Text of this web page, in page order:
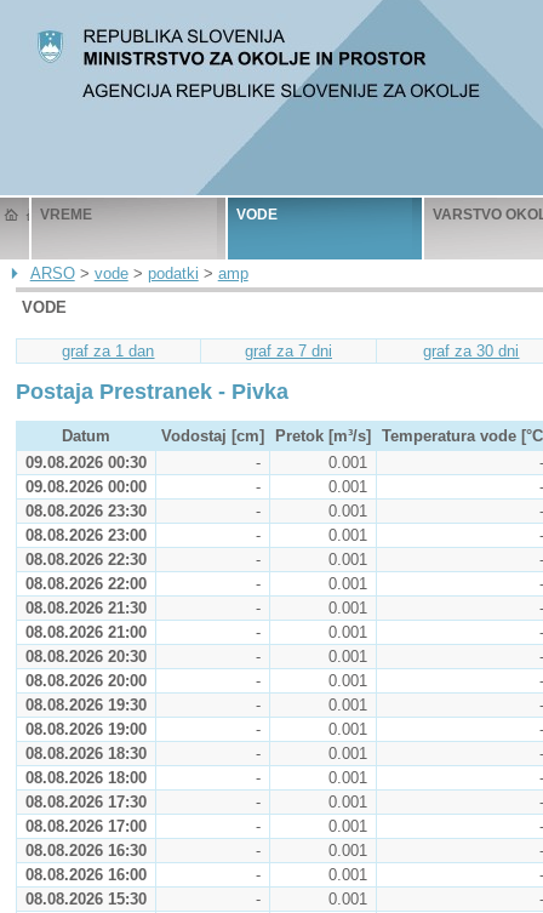
VREME VODE VARSTVO
ARSO> vode> podatki > amp
VODE
graf za 1 dan graf za 7 dni graf za 30 dni
Postaja Prestranek - Pivka
Datum Vodostaj [cm] Pretok [m³/s]
Temperatura vode
09.08.2026 00:30
- 0.001
-
09.08.2026 00:00
- 0.001
-
08.08.2026 23:30
- 0.001
-
08.08.2026 23:00
- 0.001
-
08.08.2026 22:30
- 0.001
-
08.08.2026 22:00
- 0.001
-
08.08.2026 21:30
- 0.001
-
08.08.2026 21:00
- 0.001
-
08.08.2026 20:30
- 0.001
-
08.08.2026 20:00
- 0.001
-
08.08.2026 19:30
- 0.001
-
08.08.2026 19:00
- 0.001
-
08.08.2026 18:30
- 0.001
-
08.08.2026 18:00
- 0.001
-
08.08.2026 17:30
- 0.001
-
08.08.2026 17:00
- 0.001
-
08.08.2026 16:30
- 0.001
-
08.08.2026 16:00
- 0.001
-
08.08.2026 15:30
- 0.001
-